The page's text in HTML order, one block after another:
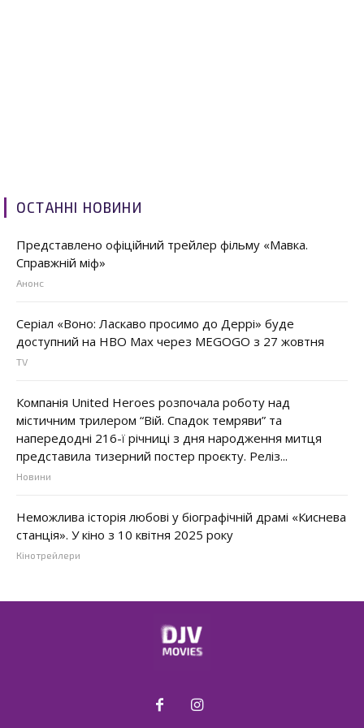
ОСТАННІ НОВИНИ
Представлено офіційний трейлер фільму «Мавка.
Справжній міф»
Анонс
Серіал «Воно: Ласкаво просимо до Деррі» буде
доступний на HBO Max через MEGOGO з 27 жовтня
TV
Компанія United Heroes розпочала роботу над
містичним трилером “Вій. Спадок темряви” та
напередодні 216-ї річниці з дня народження митця
представила тизерний постер проєкту. Реліз...
Новини
Неможлива історія любові у біографічній драмі «Киснева
станція». У кіно з 10 квітня 2025 року
Кінотрейлери